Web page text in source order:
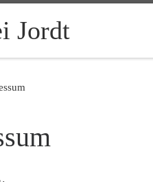
Jordt